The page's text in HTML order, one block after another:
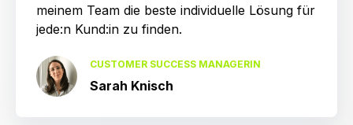
meinem Team die beste individuelle Lösung für
jede:n Kund:in zu finden.
CUSTOMER SUCCESS MANAGERIN
Sarah Knisch